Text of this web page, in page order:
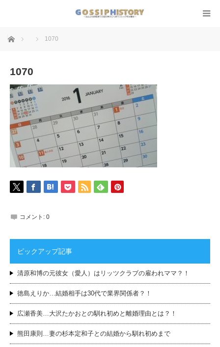
ホーム 1070
1070
コメント: 0
ピックアップ記事
清原和博の元彼女（愛人）はリッツクラブの雇われママ？！
徳島えりか…結婚相手は30代で業界関係者？！
広瀬香美…大沢たかおとの馴れ初めと離婚理由とは？！
熊田康則…妻の杉本定和子との結婚から馴れ初めまで